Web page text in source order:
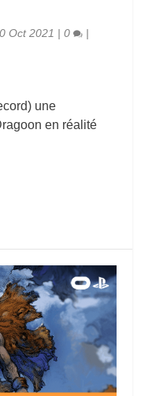
Oct 2021 |0 |
une
en réalité